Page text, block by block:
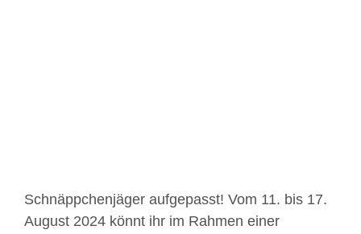
Schnäppchenjäger aufgepasst! Vom 11. bis 17.
August 2024 könnt ihr im Rahmen einer